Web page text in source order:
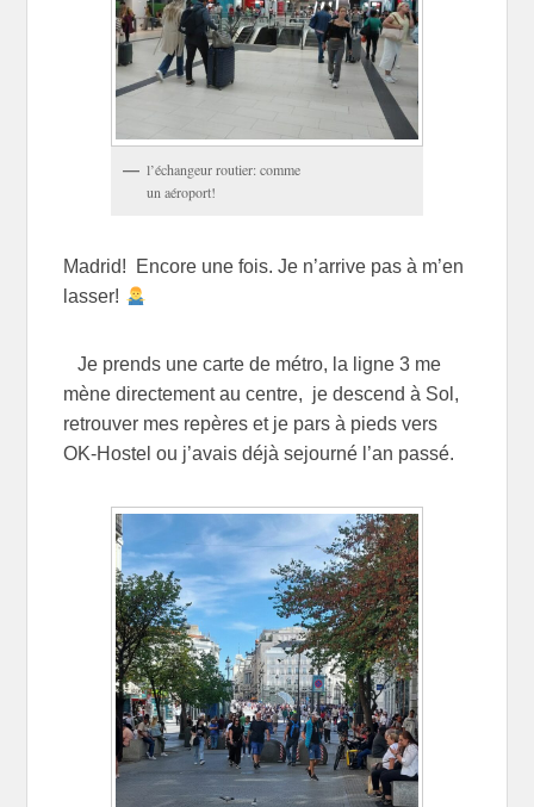
l’échangeur routier: comme
un aéroport!
Madrid! Encore une fois. Je n’arrive pas à m’en
lasser!
Je prends une carte de métro, la ligne 3 me
mène directement au centre, je descend à Sol,
retrouver mes repères et je pars à pieds vers
OK-Hostel ou j’avais déjà sejourné l’an passé.